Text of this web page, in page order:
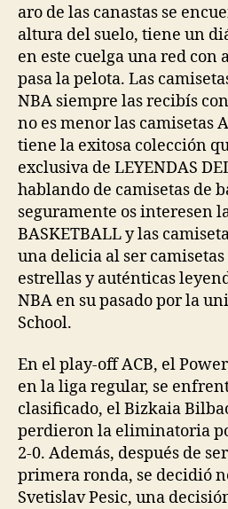
aro de las canastas se
altura del suelo, tiene un
en este cuelga una red con
pasa la pelota. Las
NBA siempre las recibís
no es menor las camisetas
tiene la exitosa colección
exclusiva de LEYENDAS
hablando de camisetas de
seguramente os interesen
BASKETBALL y las
una delicia al ser
estrellas y auténticas
NBA en su pasado por la
School.
En el play-off ACB, el
en la liga regular, se
clasificado, el Bizkaia
perdieron la eliminatoria
2-0. Además, después de
primera ronda, se decidió
Svetislav Pesic, una